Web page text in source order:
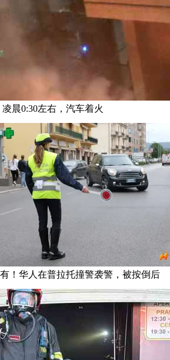
凌晨0:30左右，汽车着火
！华人在普拉托撞警袭警，被按倒后